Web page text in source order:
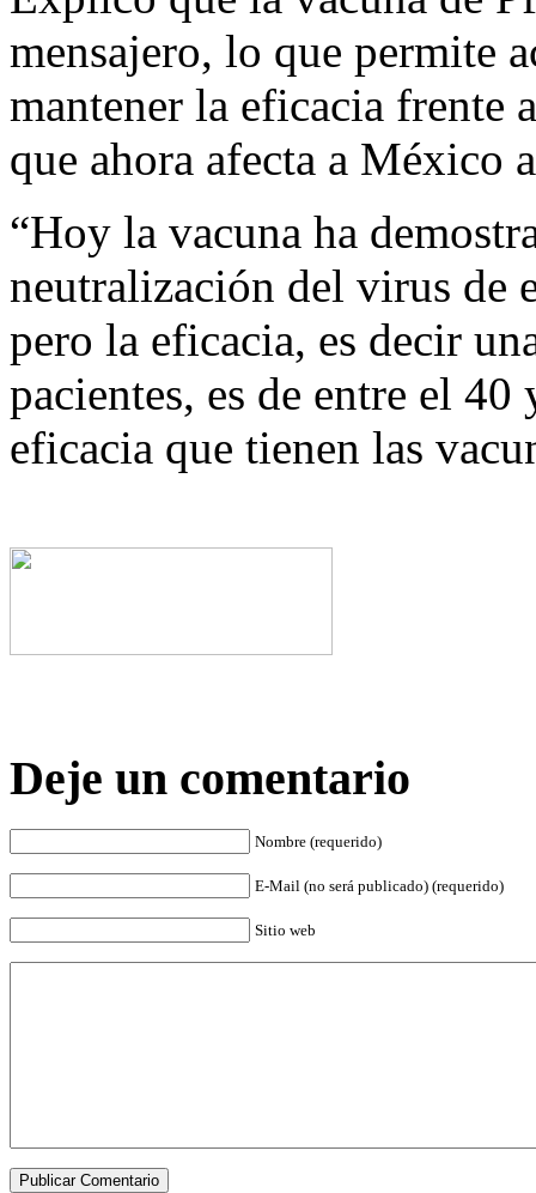
mensajero, lo que permite
mantener la eficacia frente
que ahora afecta a México
“Hoy la vacuna ha
neutralización del virus de
pero la eficacia, es decir
pacientes, es de entre el
eficacia que tienen las
Deje un comentario
Nombre (requerido)
E-Mail (no será publicado) (requerido)
Sitio web